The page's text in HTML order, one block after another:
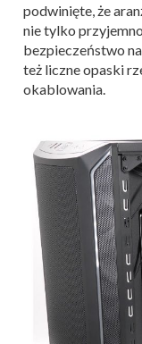
podwinięte, że
nie tylko
bezpieczeństwo
też liczne opaski
okablowania.